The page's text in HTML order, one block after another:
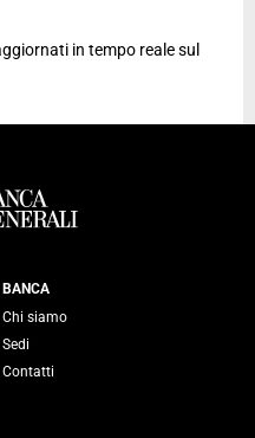
in tempo reale sul
BANCA
Chi siamo
Sedi
Contatti